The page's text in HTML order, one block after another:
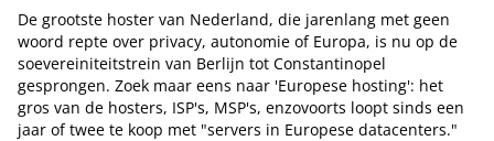
De grootste hoster van Nederland, die jarenlang met geen
woord repte over privacy, autonomie of Europa, is nu op de
soevereiniteitstrein van Berlijn tot Constantinopel
gesprongen. Zoek maar eens naar 'Europese hosting': het
gros van de hosters, ISP's, MSP's, enzovoorts loopt sinds een
jaar of twee te koop met "servers in Europese datacenters."